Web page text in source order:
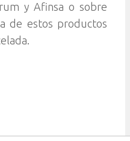
y Afinsa o sobre
de estos productos